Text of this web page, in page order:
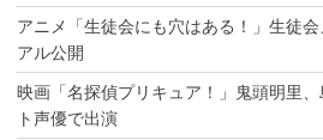
アニメ「生徒会にも穴はある！」生徒
アル公開
映画「名探偵プリキュア！」鬼頭明里
ト声優で出演